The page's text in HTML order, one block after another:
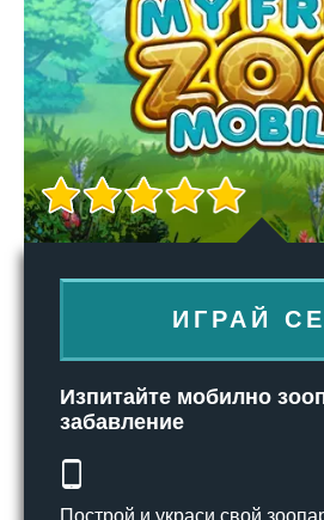
ИГРАЙ
Изпитайте мобилно
забавление
Построй и украси свой